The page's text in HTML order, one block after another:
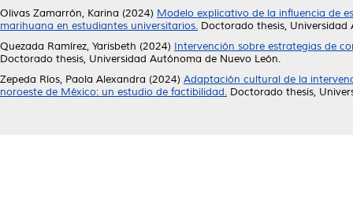
Olivas Zamarrón, Karina (2024) Modelo explicativo de la influencia de
marihuana en estudiantes universitarios. Doctorado thesis,
Quezada Ramírez, Yarisbeth (2024) Intervención sobre estrategias de
Doctorado thesis, Universidad Autónoma de Nuevo León.
Zepeda Ríos, Paola Alexandra (2024) Adaptación cultural de la
noroeste de México: un estudio de factibilidad. Doctorado thesis,